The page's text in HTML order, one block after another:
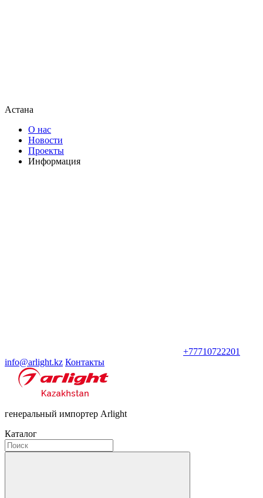
Астана
О нас
Новости
Проекты
Информация
+77710722201
info@arlight.kz Контакты
генеральный импортер Arlight
Каталог